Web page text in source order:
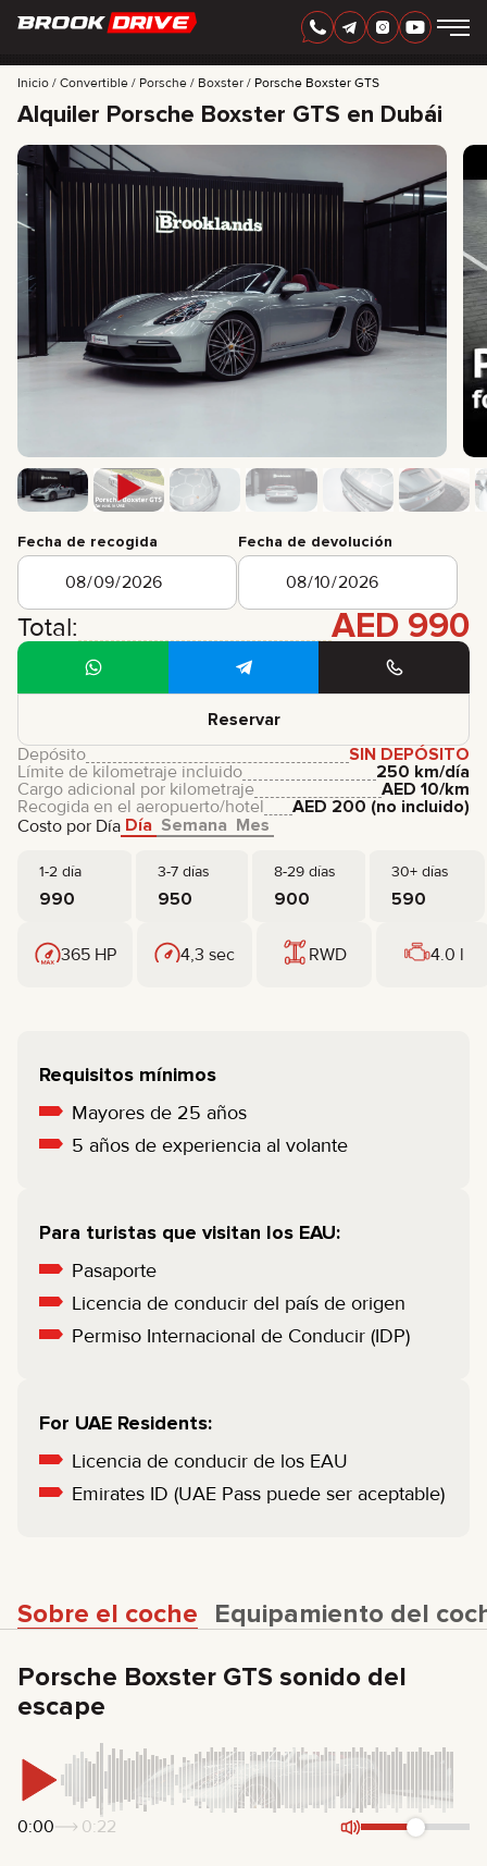
AED
MARCAS
PERIODO DE ALQUILER
MEJORES OFERTAS
FAQ
CERTIFICATES
RESEÑAS
ASOCIACIÓN
RENTA CON OPCIÓN A COMPRA
+ 971 52 193 88 88
7 925 283 88 88
Inicio Convertible Porsche Boxster Porsche Boxster GTS
Alquiler Porsche Boxster GTS en Dubái
Fecha de recogida Fecha de devolución
Total: AED 990
Reservar
Costo por Día Día Semana Mes
1-2 día 3-7 días 8-29 días 30+ días
990 950 900 590
Depósito
SIN DEPÓSITO
Límite de kilometraje incluido
250 km/día
Cargo adicional por kilometraje
AED 10/km
Recogida en el aeropuerto/hotel
AED 200 (no incluido)
365 HP 4,3 sec RWD 4.0 l
Requisitos mínimos
Mayores de 25 años
5 años de experiencia al volante
Para turistas que visitan los EAU:
Pasaporte
Licencia de conducir del país de origen
Permiso Internacional de Conducir (IDP)
For UAE Residents:
Licencia de conducir de los EAU
Emirates ID (UAE Pass puede ser aceptable)
Sobre el coche
Equipamiento del
Porsche Boxster GTS sonido del
escape
0:00 0:22